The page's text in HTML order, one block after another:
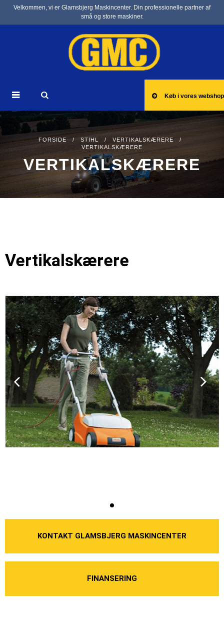
Velkommen, vi er Glamsbjerg Maskincenter. Din professionelle partner af
små og store maskiner.
Køb i vores webshop
FORSIDE / STIHL / VERTIKALSKÆRERE /
VERTIKALSKÆRERE
VERTIKALSKÆRERE
Vertikalskærere
KONTAKT GLAMSBJERG MASKINCENTER
FINANSERING